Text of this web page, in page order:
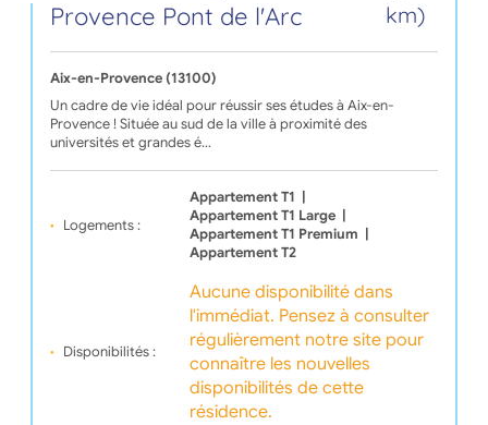
Provence Pont de l'Arc
km)
Aix-en-Provence (13100)
Un cadre de vie idéal pour réussir ses études à Aix-en-
Provence ! Située au sud de la ville à proximité des
universités et grandes é…
Logements :
Appartement T1
Appartement T1 Large
Appartement T1 Premium
Appartement T2
Disponibilités :
Aucune disponibilité dans
l'immédiat. Pensez à consulter
régulièrement notre site pour
connaître les nouvelles
disponibilités de cette
résidence.